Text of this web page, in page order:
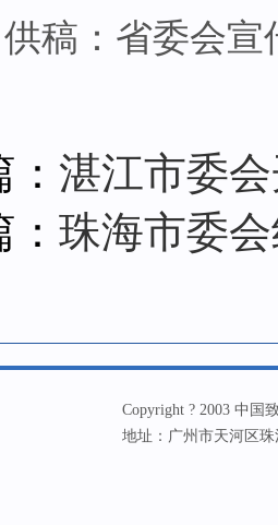
供稿 ：省委会宣
湛江市委
珠海市委
Copyright ? 2003 中国
地址：广州市天河区